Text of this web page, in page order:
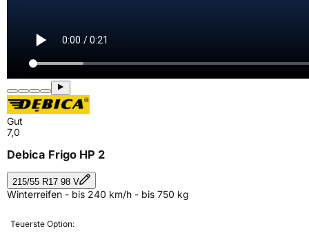
Gut
7,0
Debica Frigo HP 2
215/55 R17 98 V
Winterreifen - bis 240 km/h - bis 750 kg
Teuerste Option: